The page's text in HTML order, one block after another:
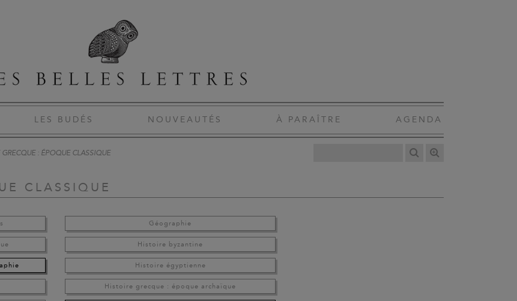
LES BUDÉS NOUVEAUTÉS À PARAÎTRE AGENDA
GRECQUE : ÉPOQUE CLASSIQUE
CLASSIQUE
Géographie
Histoire byzantine
Histoire égyptienne
Histoire grecque : époque archaïque